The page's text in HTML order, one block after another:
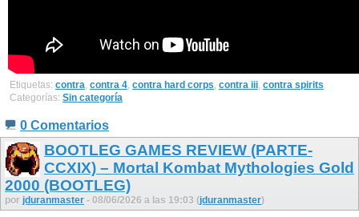
Etiquetas: contra, contra 4, contra hard corps, contra iii, contra spirits
Categorías: Sin categoría
0 Comentarios
BOOTLEG GAMES REVIEW (PARTE-
CCXIX) – Mortal Kombat Mythologies Gold
2000 (BOOTLEG)
por jduranmaster - 08/06/2026 a las 19:03 (jduranmaster)